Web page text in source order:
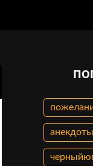
анекдоты